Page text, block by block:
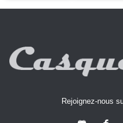
Rejoignez-nous